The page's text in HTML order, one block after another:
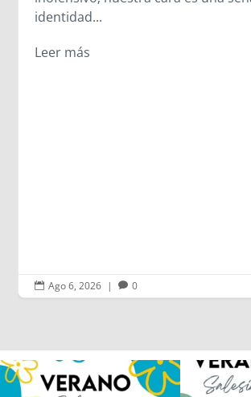
Mazzarello sigue latiendo
se abre a Dios. A veces, los
pero los encuentros más
igualmente.
 Ago 6, 2026
Los alumnos de 6º de Primaria, 1º y 2º
de la ESO...
La diversión y